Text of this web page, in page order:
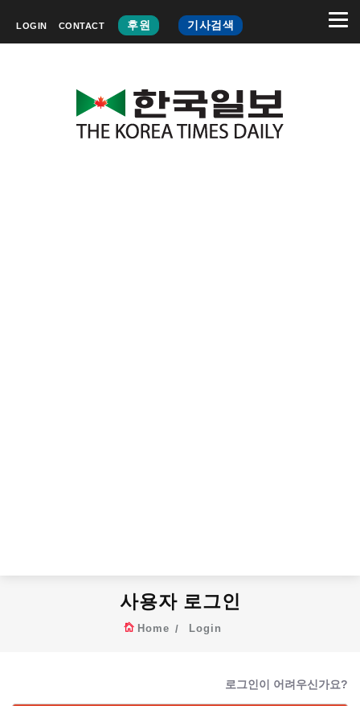
LOGIN CONTACT 후원 기사검색
사용자 로그인
Home Login
로그인이 어려우신가요?